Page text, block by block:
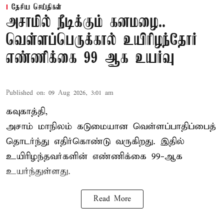
தேசிய செய்திகள்
அசாமில் நீடிக்கும் கனமழை..
வெள்ளப்பெருக்கால் உயிரிழந்தோர்
எண்ணிக்கை 99 ஆக உயர்வு
Published on: 09 Aug 2026, 3:01 am
கவுகாத்தி,
அசாம் மாநிலம் கடுமையான வெள்ளப்பாதிப்பைத்
தொடர்ந்து எதிர்கொண்டு வருகிறது. இதில்
உயிரிழந்தவர்களின் எண்ணிக்கை 99-ஆக
உயர்ந்துள்ளது.
Read More